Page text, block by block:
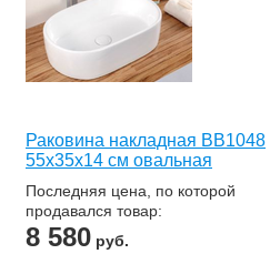
Раковина накладная BB1048
55x35x14 см овальная
Последняя цена, по которой
продавался товар:
8 580 руб.